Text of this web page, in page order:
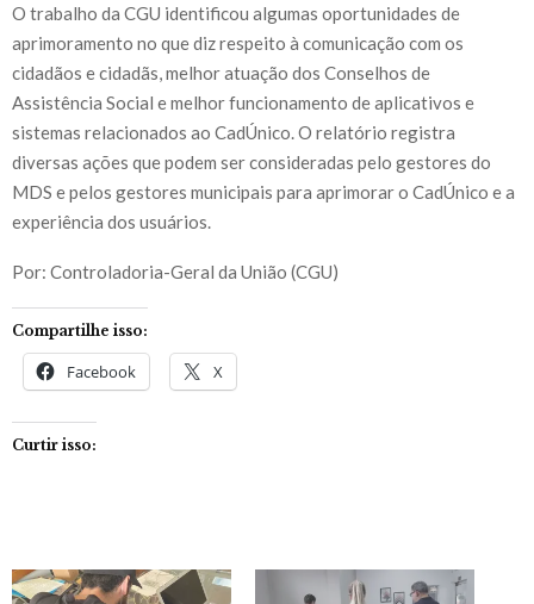
O trabalho da CGU identificou algumas oportunidades de
aprimoramento no que diz respeito à comunicação com os
cidadãos e cidadãs, melhor atuação dos Conselhos de
Assistência Social e melhor funcionamento de aplicativos e
sistemas relacionados ao CadÚnico. O relatório registra
diversas ações que podem ser consideradas pelo gestores do
MDS e pelos gestores municipais para aprimorar o CadÚnico e a
experiência dos usuários.
Por: Controladoria-Geral da União (CGU)
Compartilhe isso:
Facebook X
Curtir isso: